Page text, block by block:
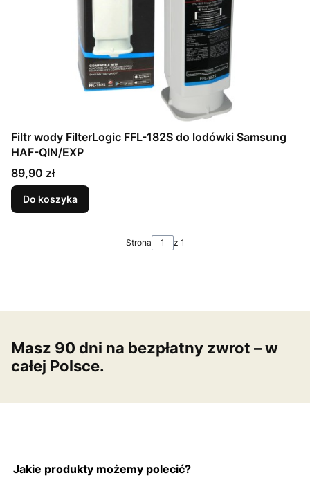
Filtr wody FilterLogic FFL-182S do lodówki Samsung
HAF-QIN/EXP
Cena
89,90 zł
Do koszyka
Strona z 1
Masz 90 dni na bezpłatny zwrot – w
całej Polsce.
Jakie produkty możemy polecić?